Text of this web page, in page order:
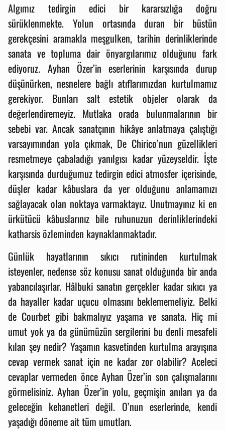
Algımız tedirgin edici bir kararsızlığa doğru
sürüklenmekte. Yolun ortasında duran bir büstün
gerekçesini aramakla meşgulken, tarihin derinliklerinde
sanata ve topluma dair önyargılarımız olduğunu fark
ediyoruz. Ayhan Özer’in eserlerinin karşısında durup
düşünürken, nesnelere bağlı atıflarımızdan kurtulmamız
gerekiyor. Bunları salt estetik objeler olarak da
değerlendiremeyiz. Mutlaka orada bulunmalarının bir
sebebi var. Ancak sanatçının hikâye anlatmaya çalıştığı
varsayımından yola çıkmak, De Chirico’nun güzellikleri
resmetmeye çabaladığı yanılgısı kadar yüzeyseldir. İşte
karşısında durduğumuz tedirgin edici atmosfer içerisinde,
düşler kadar kâbuslara da yer olduğunu anlamamızı
sağlayacak olan noktaya varmaktayız. Unutmayınız ki en
ürkütücü kâbuslarınız bile ruhunuzun derinliklerindeki
katharsis özleminden kaynaklanmaktadır.
Günlük hayatlarının sıkıcı rutininden kurtulmak
isteyenler, nedense söz konusu sanat olduğunda bir anda
yabancılaşırlar. Hâlbuki sanatın gerçekler kadar sıkıcı ya
da hayaller kadar uçucu olmasını beklememeliyiz. Belki
de Courbet gibi bakmalıyız yaşama ve sanata. Hiç mi
umut yok ya da günümüzün sergilerini bu denli mesafeli
kılan şey nedir? Yaşamın kasvetinden kurtulma arayışına
cevap vermek sanat için ne kadar zor olabilir? Aceleci
cevaplar vermeden önce Ayhan Özer’in son çalışmalarını
görmelisiniz. Ayhan Özer’in yolu, geçmişin anıları ya da
geleceğin kehanetleri değil. O’nun eserlerinde, kendi
yaşadığı döneme ait tüm umutları.